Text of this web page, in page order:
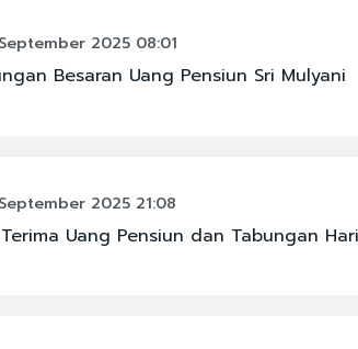
2025 08:01
Besaran Uang Pensiun Sri Mulyani
2025 21:08
Uang Pensiun dan Tabungan